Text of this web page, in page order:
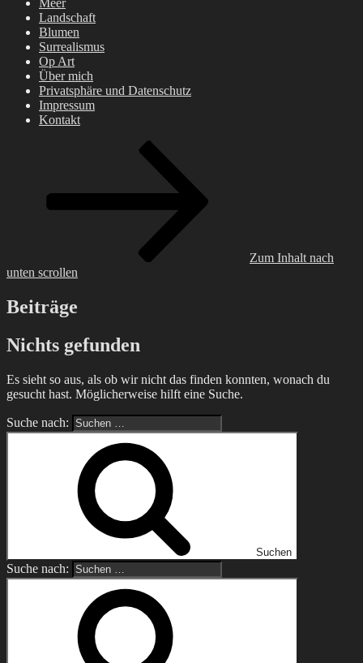
Landschaft
Blumen
Surrealismus
Op Art
Über mich
Privatsphäre und Datenschutz
Impressum
Kontakt
Zum Inhalt nach
unten scrollen
Beiträge
Nichts gefunden
Es sieht so aus, als ob wir nicht das finden konnten, wonach du
gesucht hast. Möglicherweise hilft eine Suche.
Suche nach:
Suchen
Suche nach: